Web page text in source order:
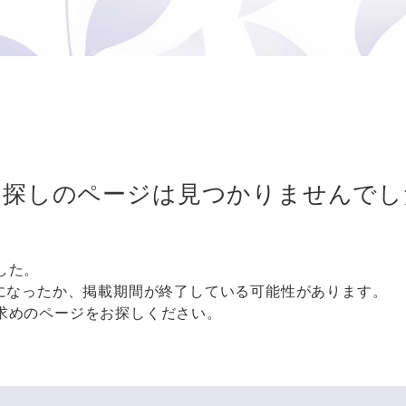
しのページは 見つかりませんで
。
ったか、掲載期間が終了している可能性があります。
めのページをお探しください。